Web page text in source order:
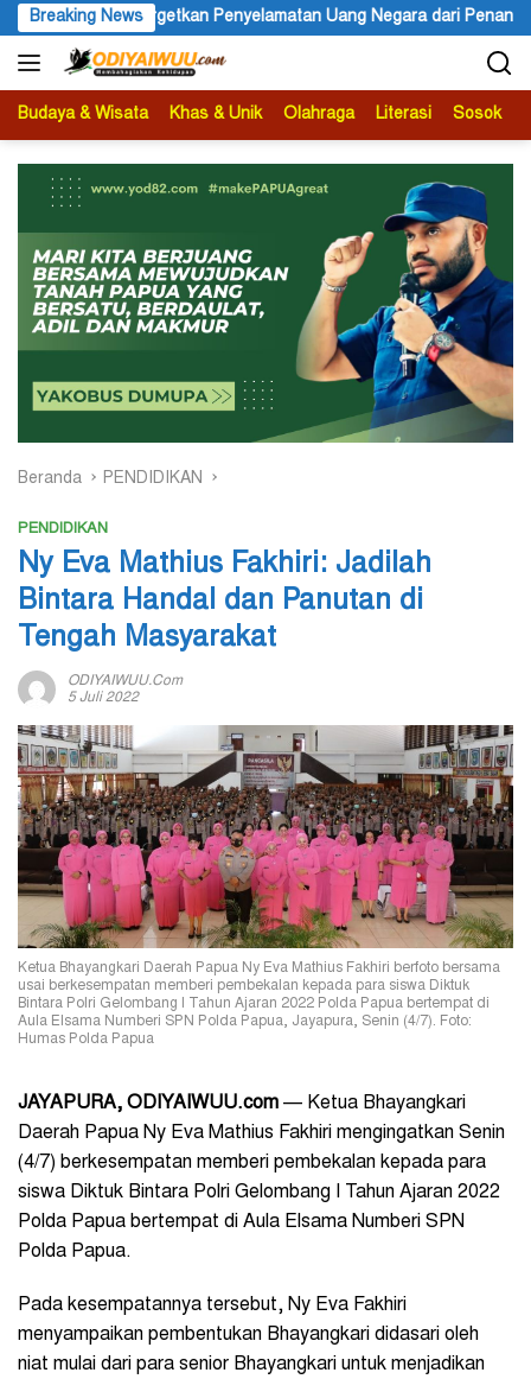
Langsung
ke
konten
Breaking News
Negara dari Penanganan Perkara Korupsi Menteri
Budaya & Wisata Khas & Unik Olahraga Literasi Sosok
Beranda PENDIDIKAN
PENDIDIKAN
Ny Eva Mathius Fakhiri: Jadilah
Bintara Handal dan Panutan di
Tengah Masyarakat
ODIYAIWUU.com
5 Juli 2022
Ketua Bhayangkari Daerah Papua Ny Eva Mathius Fakhiri berfoto bersama
usai berkesempatan memberi pembekalan kepada para siswa Diktuk
Bintara Polri Gelombang I Tahun Ajaran 2022 Polda Papua bertempat di
Aula Elsama Numberi SPN Polda Papua, Jayapura, Senin (4/7). Foto:
Humas Polda Papua
JAYAPURA, ODIYAIWUU.com — Ketua Bhayangkari
Daerah Papua Ny Eva Mathius Fakhiri mengingatkan Senin
(4/7) berkesempatan memberi pembekalan kepada para
siswa Diktuk Bintara Polri Gelombang I Tahun Ajaran 2022
Polda Papua bertempat di Aula Elsama Numberi SPN
Polda Papua.
Pada kesempatannya tersebut, Ny Eva Fakhiri
menyampaikan pembentukan Bhayangkari didasari oleh
niat mulai dari para senior Bhayangkari untuk menjadikan